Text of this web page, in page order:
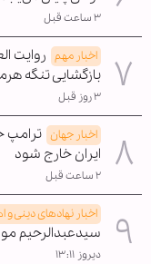
۳ ساعت قبل
اخبار مهم روایت
بازگشایی تنگه
۳ روز قبل
اخبار جهان ترامپ
ایران خارج شود
۲ ساعت قبل
اخبار نهادهای دینی و
سیدعبدالرحیم
دیروز ۱۳:۱۱